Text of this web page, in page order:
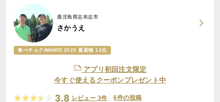
鹿児島県志布志市
さかうえ
食べチョクAWARD 2025 畜産物 12位
アプリ初回注文限定
今すぐ使えるクーポンプレゼント中
3.8 レビュー 3件 6件の投稿